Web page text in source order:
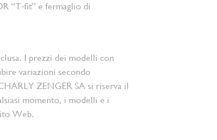
“T‑fit” e fermaglio di
I prezzi dei modelli con
variazioni secondo
ZENGER SA si riserva il
momento, i modelli e i
Web.